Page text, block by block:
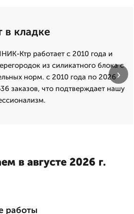
в кладке
Ктр работает с 2010 года и
из силикатного блока с
норм. с 2010 года по 2026
заказов, что подтверждает нашу
›
в августе 2026 г.
работы